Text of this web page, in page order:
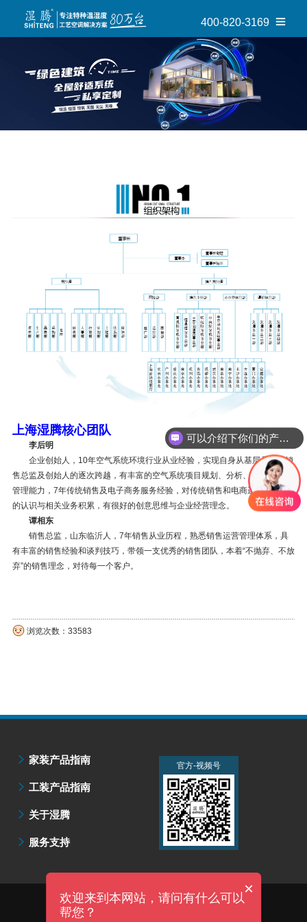
400-820-3169
上海湿腾核心团队
李后明
企业创始人，10年空气系统环境行业从业经验，实现自身从基层员工到销
售总监及创始人的逐次跨越，有丰富的空气系统项目规划、分析、设计及运营
管理能力，7年传统销售及电子商务服务经验，对传统销售和电商运营有深刻
的认识与相关业务积累，有很好的创意思维与企业经营理念。
谭相东
销售总监，山东临沂人，7年销售从业历程，熟悉销售运营管理体系，具
有丰富的销售经验和谈判技巧，带领一支优秀的销售团队，本着“不抛弃、不放
弃”的销售理念，对待每一个客户。
浏览次数：33583
家装产品指南
工装产品指南
关于湿腾
服务支持
官方-微信公众号
官方-视频号
技术支持：明企科技
上海湿腾电器有限公司 版权所有 |
可以介绍下你们的产品么
×
欢迎来到本网站，请问有什么可以
帮您？